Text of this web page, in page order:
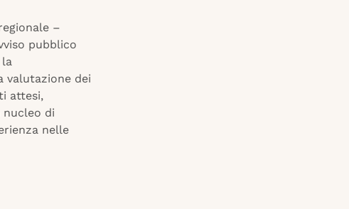
–
pubblico
la
valutazione dei
attesi,
nucleo di
nelle